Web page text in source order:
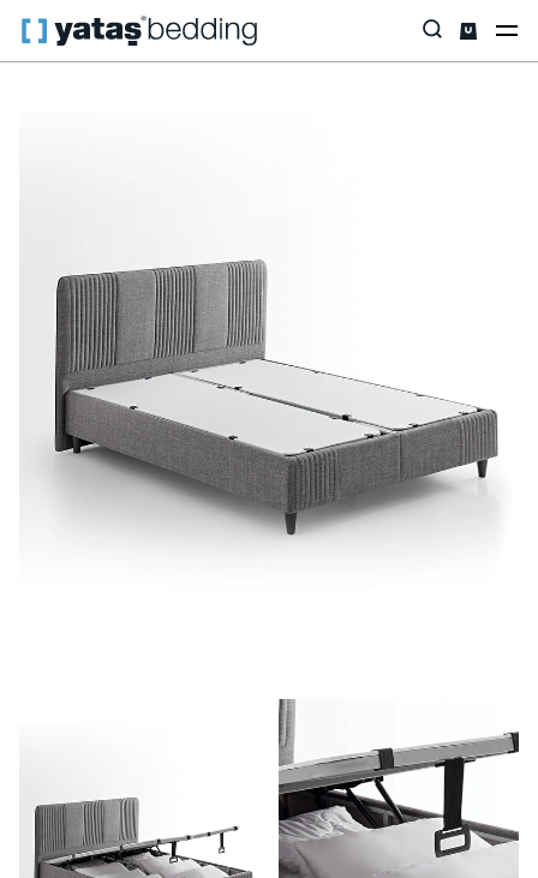
Anasayfa Baza & Başlık İhtiyaca Göre Wool Sense